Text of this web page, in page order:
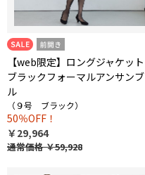
【web限定】ロングジャケット
ブラックフォーマルアンサンブ
ル
（９号 ブラック）
50％OFF！
￥29,964
通常価格￥59,928